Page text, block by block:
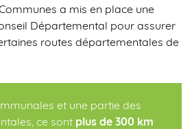
a mis en place une
Départemental pour assurer
routes départementales de
et une partie des
ce sont plus de 300 km